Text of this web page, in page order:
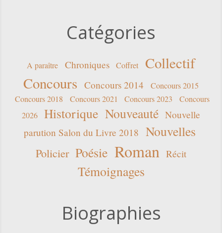
Catégories
A paraître Chroniques Coffret
Collectif
Concours Concours 2014
Concours 2015
Concours 2018
Concours 2021 Concours 2023
Concours
2026
Historique Nouveauté Nouvelle
parution Salon du Livre 2018 Nouvelles
Policier Poésie Roman Récit
Témoignages
Biographies